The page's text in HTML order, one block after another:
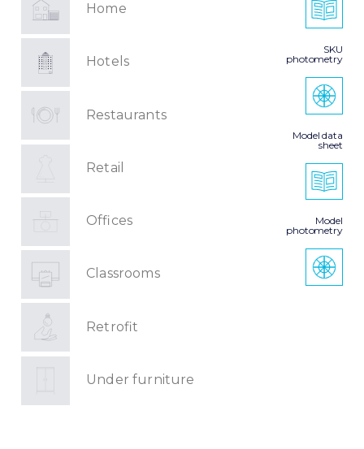
Home
Hotels
Restaurants
Retail
Offices
Classrooms
Retrofit
Under furniture
SKU
photometry
Model data
sheet
Model
photometry